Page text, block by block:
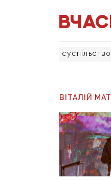
суспільство
ВІТАЛІЙ